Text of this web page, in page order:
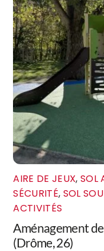
AIRE DE JEUX, SOL
SÉCURITÉ, SOL
ACTIVITÉS
Aménagement
(Drôme, 26)